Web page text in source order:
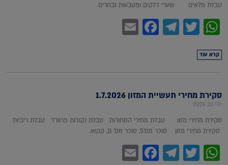
טבלת מלאים שערי דלקים ומטבעות נבחרים
WhatsApp
Twitter
Telegram
Facebook
קרא עוד
סקירת מחירי תעשיית המזון 1.7.2026
יולי 13, 2026
סקירת מחירי מזון טבלת מחירי הסחורות טבלת נקודות פרוורד טבלת ריביות
סקירת מחירי מזון סוכר מס'5, סוכר מס' 11, קקאו,
WhatsApp
Twitter
Telegram
Facebook